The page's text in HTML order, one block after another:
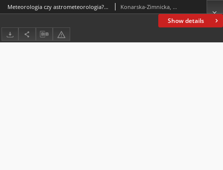
Show details
Meteorologia czy astrometeorologia? Rozważania na marginesie książki Anny Lawrence-Mathers Medieval Meteorology: Forecastingthe Weather from Aristotle to the Almanac, Cambridge:Cambridge University Press, 2020, 296 ss. Konarska-Zimnicka, Sylwia